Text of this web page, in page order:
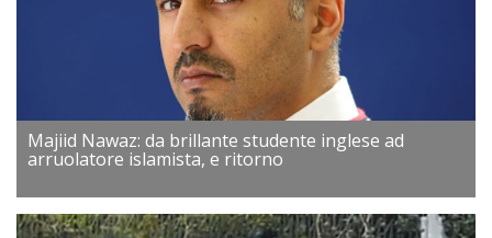
Majiid Nawaz: da brillante studente inglese ad
arruolatore islamista, e ritorno